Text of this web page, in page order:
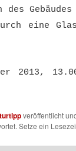
eine
2013,
veröffentlicht
Setze ein